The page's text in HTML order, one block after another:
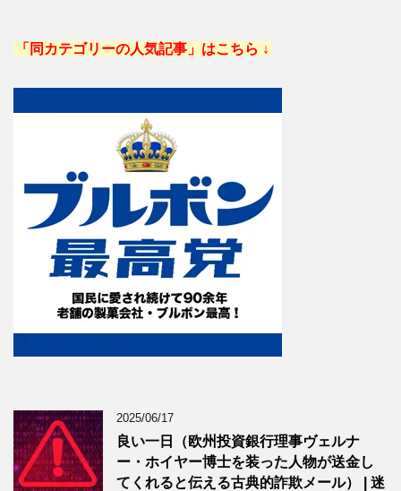
「同カテゴリーの人気記事」はこちら ↓
2025/06/17
良い一日（欧州投資銀行理事ヴェルナ
ー・ホイヤー博士を装った人物が送金し
てくれると伝える古典的詐欺メール） | 迷